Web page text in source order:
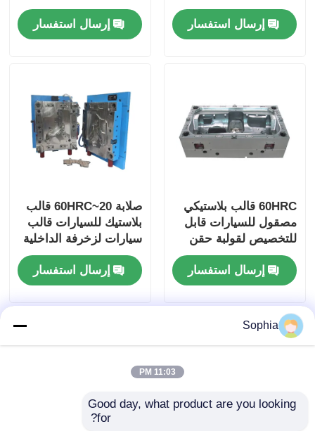
للتخصيص وملموسة
لمكونات السيارات
إرسال استفسار
السيارات صبغة حقن
البلاستيكإرسال استفسار
60HRC قالب بلاستيكي
مصقول للسيارات قابل
للتخصيص لقولبة حقن
ملحقات السيارة
إرسال استفسار
صلابة 20~60HRC قالب
بلاستيك للسيارات قالب
سيارات لزخرفة الداخلية
إرسال استفسار
Sophia
11:03 PM
Good day, what product are you looking
for?